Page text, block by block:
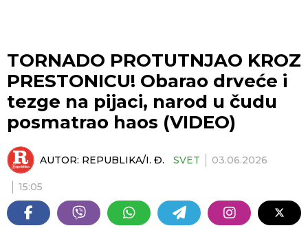
TORNADO PROTUTNJAO KROZ
PRESTONICU! Obarao drveće i
tezge na pijaci, narod u čudu
posmatrao haos (VIDEO)
AUTOR: REPUBLIKA/I. Đ. SVET 03.06.2026
15:05